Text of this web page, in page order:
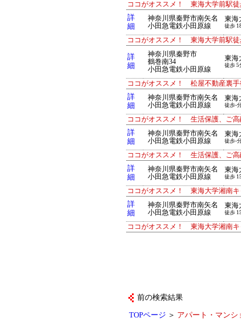
ココがオススメ！ 東海大学前駅徒
詳
細
神奈川県秦野市南矢名
小田急電鉄小田原線
東海
徒歩
ココがオススメ！ 東海大学前駅徒
詳
細
神奈川県秦野市
鶴巻南34
小田急電鉄小田原線
東海
徒歩 5
ココがオススメ！ 松屋不動産裏手
詳
細
神奈川県秦野市南矢名
小田急電鉄小田原線
東海
徒歩-
ココがオススメ！ 生活保護、ご高
詳
細
神奈川県秦野市南矢名
小田急電鉄小田原線
東海
徒歩-
ココがオススメ！ 生活保護、ご高
詳
細
神奈川県秦野市南矢名
小田急電鉄小田原線
東海
徒歩
ココがオススメ！ 東海大学湘南キ
詳
細
神奈川県秦野市南矢名
小田急電鉄小田原線
東海
徒歩
ココがオススメ！ 東海大学湘南キ
前の検索結果
TOPページ ＞ アパート・マンシ